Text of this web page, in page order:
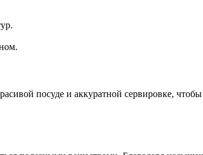
посуде и аккуратной сервировке,